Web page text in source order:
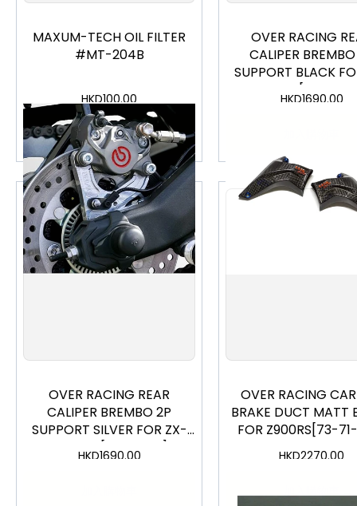
MAXUM-TECH OIL FILTER
#MT-204B
HKD100.00
加入購物車
OVER RACING
CALIPER
SUPPORT BLACK
25R 20-[83-86-
HKD1690.00
OVER RACING REAR
CALIPER BREMBO 2P
SUPPORT SILVER FOR ZX-
25R 20-[83-86-21]
HKD1690.00
OVER RACING
BRAKE DUCT MATT
FOR Z900RS[73-
HKD2270.00